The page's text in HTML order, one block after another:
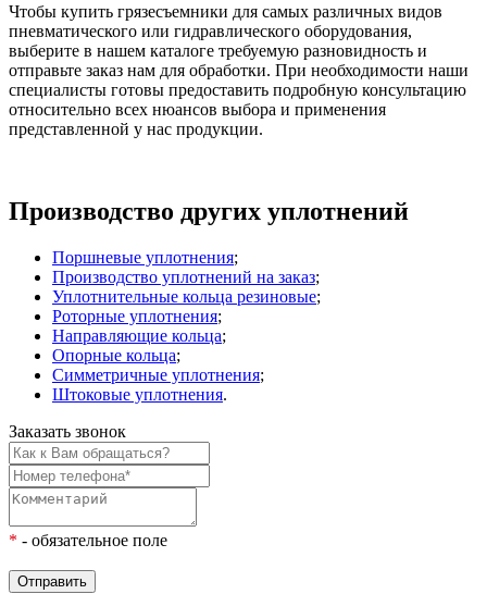
Чтобы купить грязесъемники для самых различных видов
пневматического или гидравлического оборудования,
выберите в нашем каталоге требуемую разновидность и
отправьте заказ нам для обработки. При необходимости наши
специалисты готовы предоставить подробную консультацию
относительно всех нюансов выбора и применения
представленной у нас продукции.
Производство других уплотнений
Поршневые уплотнения;
Производство уплотнений на заказ;
Уплотнительные кольца резиновые;
Роторные уплотнения;
Направляющие кольца;
Опорные кольца;
Симметричные уплотнения;
Штоковые уплотнения.
Заказать звонок
* - обязательное поле
Отправить